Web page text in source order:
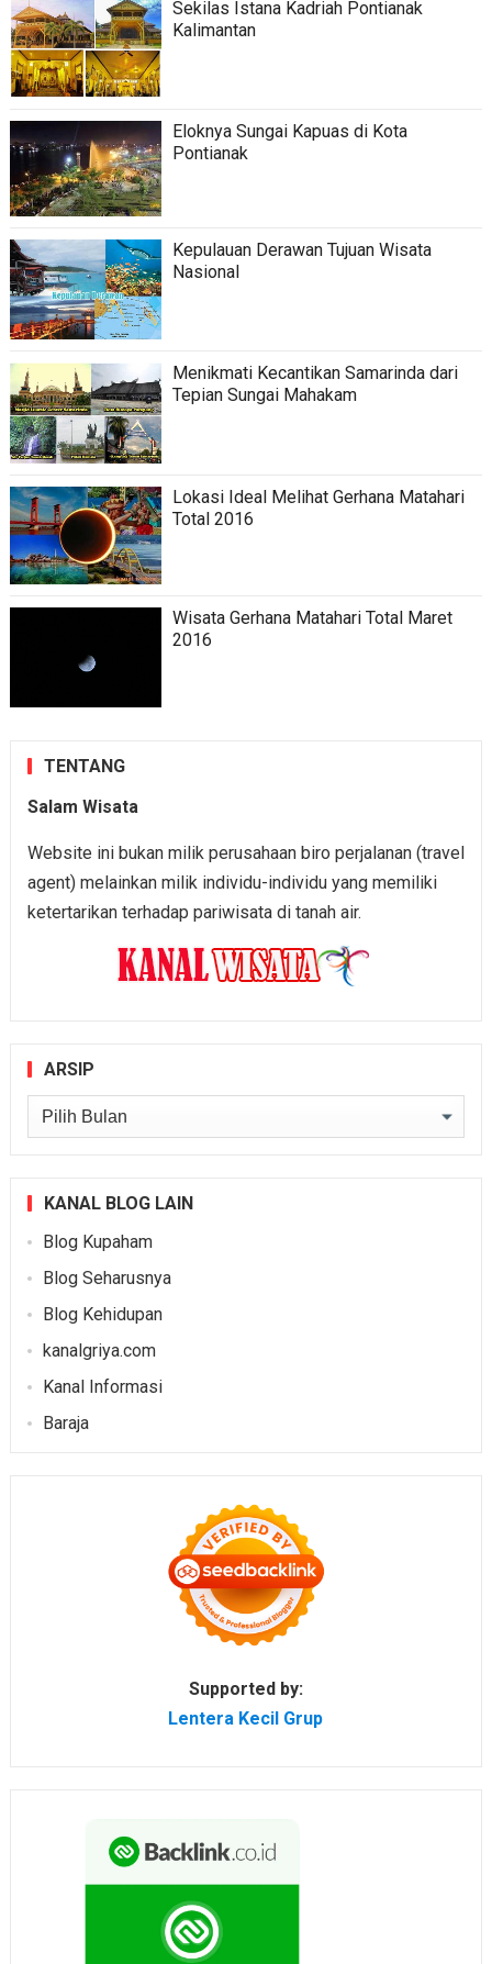
Sekilas Istana Kadriah Pontianak
Kalimantan
Eloknya Sungai Kapuas di Kota
Pontianak
Kepulauan Derawan Tujuan Wisata
Nasional
Menikmati Kecantikan Samarinda dari
Tepian Sungai Mahakam
Lokasi Ideal Melihat Gerhana Matahari
Total 2016
Wisata Gerhana Matahari Total Maret
2016
TENTANG
Salam Wisata
Website ini bukan milik perusahaan biro perjalanan (travel
agent) melainkan milik individu-individu yang memiliki
ketertarikan terhadap pariwisata di tanah air.
ARSIP
Arsip
KANAL BLOG LAIN
Blog Kupaham
Blog Seharusnya
Blog Kehidupan
kanalgriya.com
Kanal Informasi
Baraja
Supported by:
Lentera Kecil Grup